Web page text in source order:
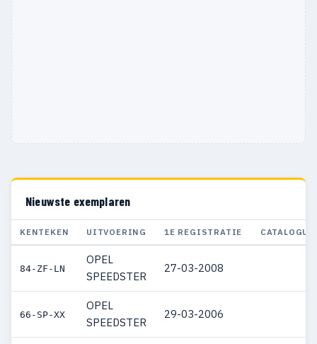
Nieuwste exemplaren
KENTEKEN UITVOERING 1E REGISTRATIE
84-ZF-LN
OPEL
SPEEDSTER
27-03-2008
66-SP-XX
OPEL
SPEEDSTER
29-03-2006